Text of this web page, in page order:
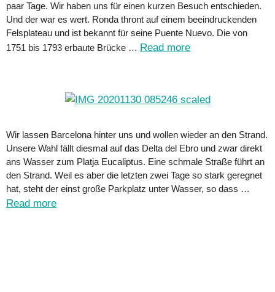
paar Tage. Wir haben uns für einen kurzen Besuch entschieden.
Und der war es wert. Ronda thront auf einem beeindruckenden
Felsplateau und ist bekannt für seine Puente Nuevo. Die von
1751 bis 1793 erbaute Brücke … Read more
Wir lassen Barcelona hinter uns und wollen wieder an den Strand.
Unsere Wahl fällt diesmal auf das Delta del Ebro und zwar direkt
ans Wasser zum Platja Eucaliptus. Eine schmale Straße führt an
den Strand. Weil es aber die letzten zwei Tage so stark geregnet
hat, steht der einst große Parkplatz unter Wasser, so dass …
Read more